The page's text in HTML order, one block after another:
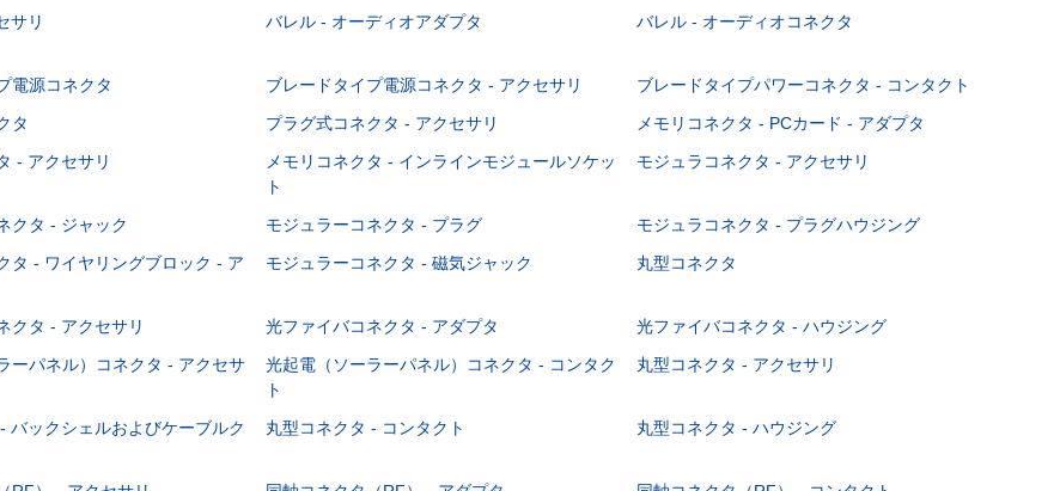
サリ バレル - オーディオアダプタ バレル - オーディオコネクタ
電源コネクタ ブレードタイプ電源コネクタ - アクセサリ
ブレードタイプパワーコネクタ - コンタクト
タ プラグ式コネクタ - アクセサリ
メモリコネクタ - PCカード - アダプタ
- アクセサリ
メモリコネクタ - インラインモジュールソケッ
ト
モジュラコネクタ - アクセサリ
クタ - ジャック モジュラーコネクタ - プラグ
モジュラコネクタ - プラグハウジング
タ - ワイヤリングブロック - ア
モジュラーコネクタ - 磁気ジャック 丸型コネクタ
クタ - アクセサリ 光ファイバコネクタ - アダプタ
光ファイバコネクタ - ハウジング
ーパネル）コネクタ - アクセサ
光起電（ソーラーパネル）コネクタ - コンタク
ト
丸型コネクタ - アクセサリ
バックシェルおよびケーブルク
丸型コネクタ - コンタクト 丸型コネクタ - ハウジング